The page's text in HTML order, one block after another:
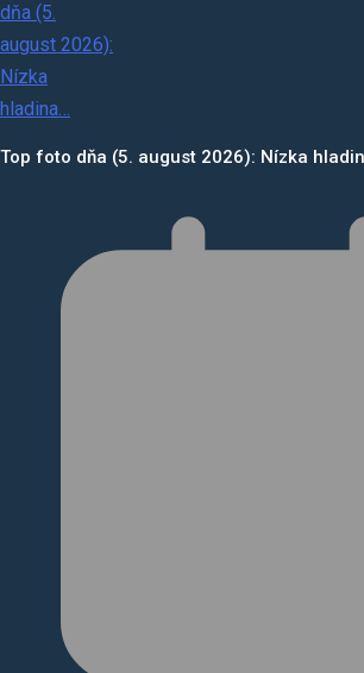
Top foto dňa (5. august 2026): Nízka